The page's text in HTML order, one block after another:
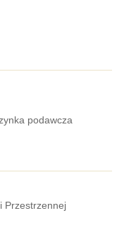
podawcza
Przestrzennej